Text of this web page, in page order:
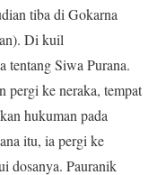
tiba di Gokarna
Di kuil
tentang Siwa Purana.
pergi ke neraka, tempat
hukuman pada
itu, ia pergi ke
dosanya. Pauranik